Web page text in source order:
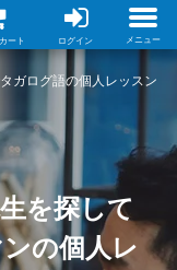
ート ログイン メニュー
ガログ語の個人レッスン
を探して
の個人レ